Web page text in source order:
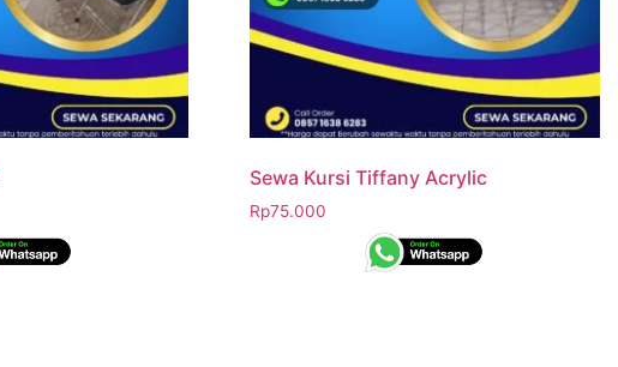
Sewa Kursi Tiffany Acrylic
Rp75.000